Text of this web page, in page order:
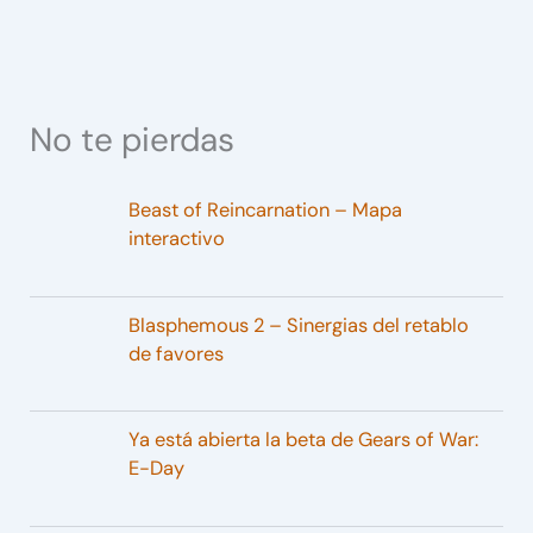
No te pierdas
Beast of Reincarnation – Mapa
interactivo
Blasphemous 2 – Sinergias del retablo
de favores
Ya está abierta la beta de Gears of War:
E-Day